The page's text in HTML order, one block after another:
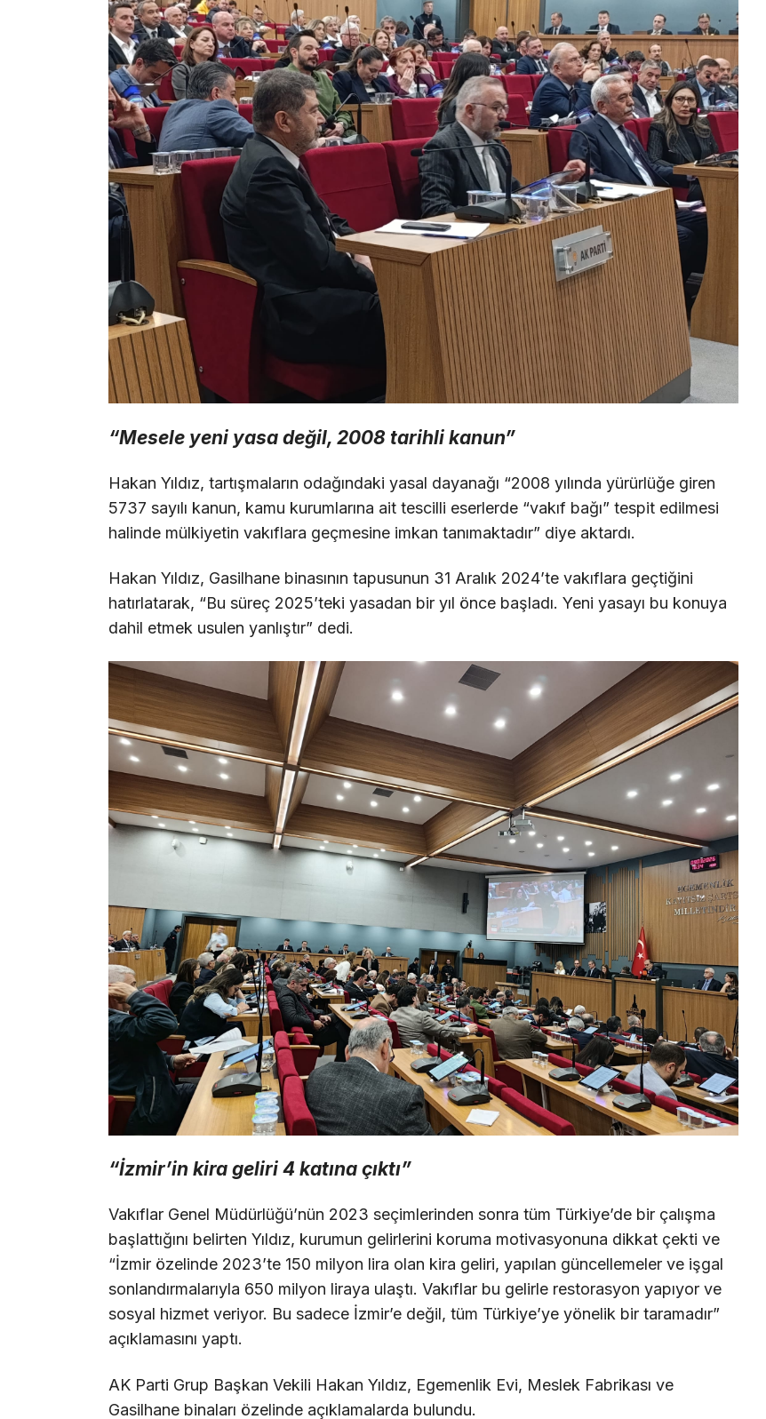
“Mesele yeni yasa değil, 2008 tarihli kanun”
Hakan Yıldız, tartışmaların odağındaki yasal dayanağı “2008 yılında yürürlüğe giren
5737 sayılı kanun, kamu kurumlarına ait tescilli eserlerde “vakıf bağı” tespit edilmesi
halinde mülkiyetin vakıflara geçmesine imkan tanımaktadır” diye aktardı.
Hakan Yıldız, Gasilhane binasının tapusunun 31 Aralık 2024’te vakıflara geçtiğini
hatırlatarak, “Bu süreç 2025’teki yasadan bir yıl önce başladı. Yeni yasayı bu konuya
dahil etmek usulen yanlıştır” dedi.
“İzmir’in kira geliri 4 katına çıktı”
Vakıflar Genel Müdürlüğü’nün 2023 seçimlerinden sonra tüm Türkiye’de bir çalışma
başlattığını belirten Yıldız, kurumun gelirlerini koruma motivasyonuna dikkat çekti ve
“İzmir özelinde 2023’te 150 milyon lira olan kira geliri, yapılan güncellemeler ve işgal
sonlandırmalarıyla 650 milyon liraya ulaştı. Vakıflar bu gelirle restorasyon yapıyor ve
sosyal hizmet veriyor. Bu sadece İzmir’e değil, tüm Türkiye’ye yönelik bir taramadır”
açıklamasını yaptı.
AK Parti Grup Başkan Vekili Hakan Yıldız, Egemenlik Evi, Meslek Fabrikası ve
Gasilhane binaları özelinde açıklamalarda bulundu.